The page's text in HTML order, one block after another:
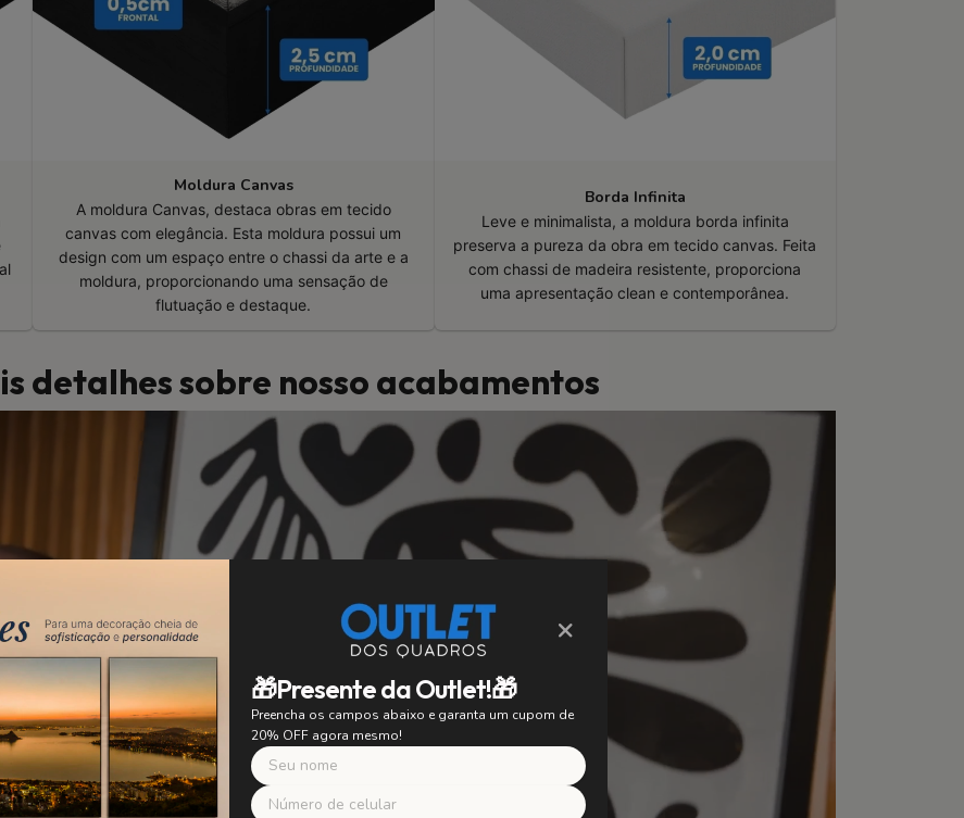
×
🎁Presente da Outlet!🎁
Preencha os campos abaixo e garanta um cupom de
20% OFF agora mesmo!
Moldura Canvas
A moldura Canvas, destaca obras em tecido
canvas com elegância. Esta moldura possui um
design com um espaço entre o chassi da arte e a
moldura, proporcionando uma sensação de
flutuação e destaque.
Borda Infinita
Leve e minimalista, a moldura borda infinita
preserva a pureza da obra em tecido canvas. Feita
com chassi de madeira resistente, proporciona
uma apresentação clean e contemporânea.
detalhes sobre nosso acabamentos